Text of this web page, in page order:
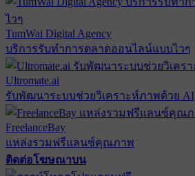
TumWai Digital Agency
บริการรับทำการตลาดออนไลน์แบบไวๆ
Ultromate.ai
รับพัฒนาระบบช่วยวิเคราะห์ภาพด้วย AI
FreelanceBay
แหล่งรวมฟรีแลนซ์คุณภาพ
ติดต่อโฆษณาบน